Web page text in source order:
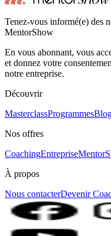
Tenez-vous informé(e) des
MentorShow
En vous abonnant, vous
et donnez votre
notre entreprise.
Découvrir
MasterclassProgrammes
Nos offres
CoachingEntreprise
À propos
Nous contacterDevenir